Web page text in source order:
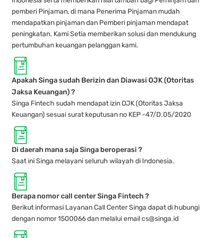
pemberi Pinjaman, di mana Penerima Pinjaman mudah
mendapatkan pinjaman dan Pemberi pinjaman mendapat
peningkatan. Kami Setia memberikan solusi dan mendukung
pertumbuhan keuangan pelanggan kami.
Apakah Singa sudah Berizin dan Diawasi OJK (Otoritas
Jaksa Keuangan) ?
Singa Fintech sudah mendapat izin OJK (Otoritas Jaksa
Keuangan) sesuai surat keputusan no KEP -47/D.05/2020
Di daerah mana saja Singa beroperasi ?
Saat ini Singa melayani seluruh wilayah di Indonesia.
Berapa nomor call center Singa Fintech ?
Berikut informasi Layanan Call Center Singa dapat di hubungi
dengan nomor 1500066 dan melalui email cs@singa.id